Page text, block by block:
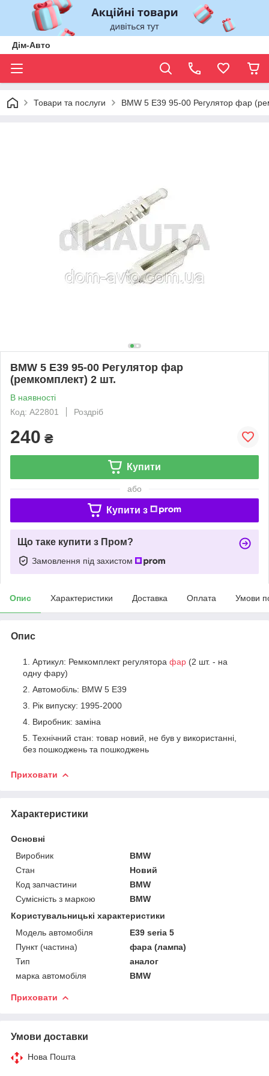
Дім-Авто
Товари та послуги BMW 5 E39 95-00 Регулятор фар
BMW 5 E39 95-00 Регулятор фар
(ремкомплект) 2 шт.
В наявності
Код: A22801
Роздріб
240 ₴
Купити
або
Купити з
Що таке купити з Пром?
Замовлення під захистом
Опис Характеристики Доставка Оплата Умови
Опис
Артикул: Ремкомплект регулятора фар (2 шт. - на
одну фару)
Автомобіль: BMW 5 E39
Рік випуску: 1995-2000
Виробник: заміна
Технічний стан: товар новий, не був у використанні,
без пошкоджень та пошкоджень
Приховати
Характеристики
Основні
Виробник
BMW
Стан
Новий
Код запчастини
BMW
Сумісність з маркою
BMW
Користувальницькі характеристики
Модель автомобіля
E39 seria 5
Пункт (частина)
фара (лампа)
Тип
аналог
марка автомобіля
BMW
Приховати
Умови доставки
Нова Пошта